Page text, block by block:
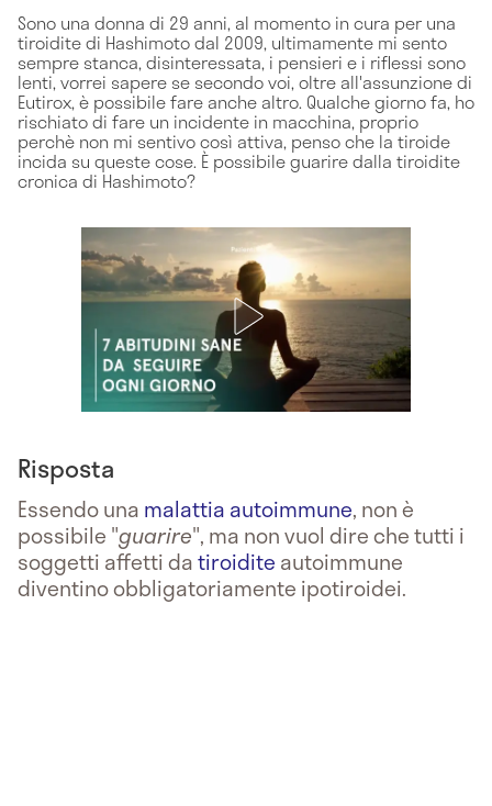
Sono una donna di 29 anni, al momento in cura per una
tiroidite di Hashimoto dal 2009, ultimamente mi sento
sempre stanca, disinteressata, i pensieri e i riflessi sono
lenti, vorrei sapere se secondo voi, oltre all'assunzione di
Eutirox, è possibile fare anche altro. Qualche giorno fa, ho
rischiato di fare un incidente in macchina, proprio
perchè non mi sentivo così attiva, penso che la tiroide
incida su queste cose. È possibile guarire dalla tiroidite
cronica di Hashimoto?
Risposta
Essendo una malattia autoimmune, non è
possibile "guarire", ma non vuol dire che tutti i
soggetti affetti datiroidite autoimmune
diventino obbligatoriamente ipotiroidei.